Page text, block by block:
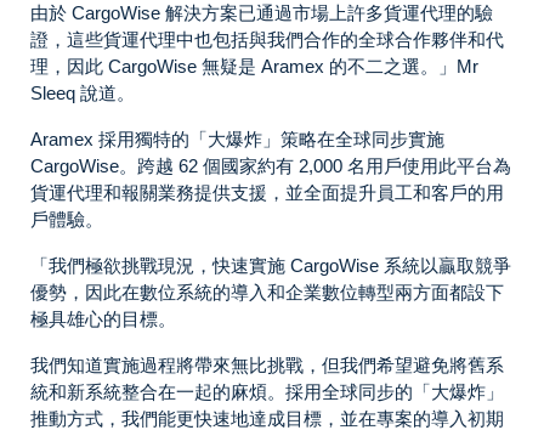
由於 CargoWise 解決方案已通過市場上許多貨運代理的驗
證，這些貨運代理中也包括與我們合作的全球合作夥伴和代
理，因此 CargoWise 無疑是 Aramex 的不二之選。」Mr
Sleeq 說道。
Aramex 採用獨特的「大爆炸」策略在全球同步實施
CargoWise。跨越 62 個國家約有 2,000 名用戶使用此平台為
貨運代理和報關業務提供支援，並全面提升員工和客戶的用
戶體驗。
「我們極欲挑戰現況，快速實施 CargoWise 系統以贏取競爭
優勢，因此在數位系統的導入和企業數位轉型兩方面都設下
極具雄心的目標。
我們知道實施過程將帶來無比挑戰，但我們希望避免將舊系
統和新系統整合在一起的麻煩。採用全球同步的「大爆炸」
推動方式，我們能更快速地達成目標，並在專案的導入初期